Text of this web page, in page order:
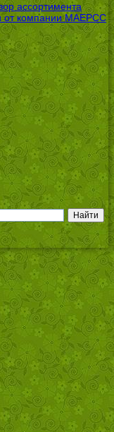
ассортимента
от компании МАЕРСС